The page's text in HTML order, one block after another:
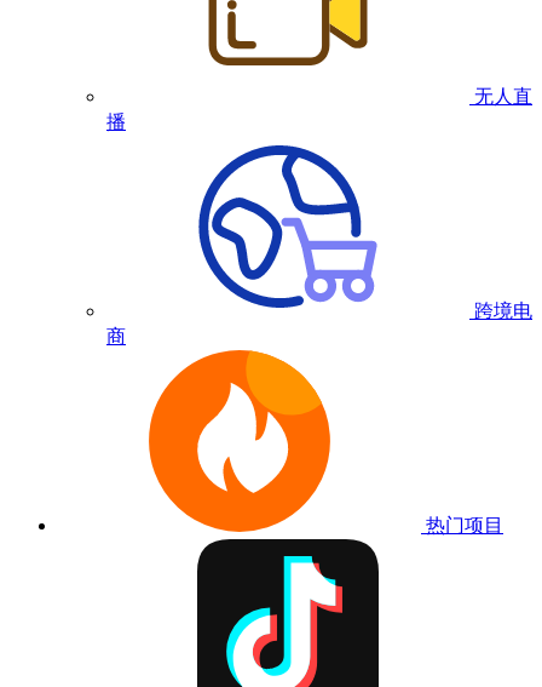
无人直
播
跨境电
商
热门项目